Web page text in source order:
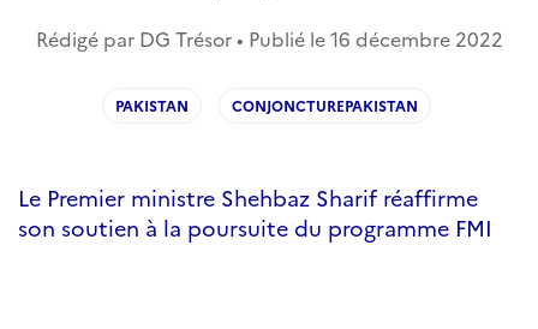
Rédigé par DG Trésor • Publié le16 décembre 2022
PAKISTAN CONJONCTUREPAKISTAN
Le Premier ministre Shehbaz Sharif réaffirme
son soutien à la poursuite du programme FMI